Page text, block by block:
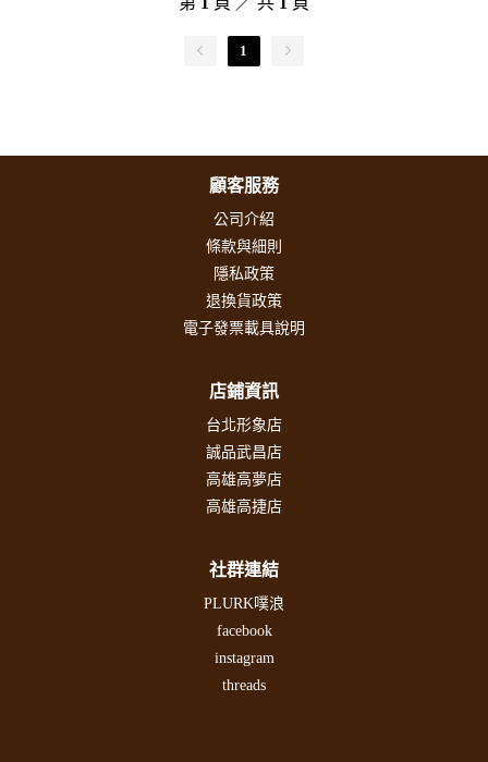
1
顧客服務
公司介紹
條款與細則
隱私政策
退換貨政策
電子發票載具說明
店鋪資訊
台北形象店
誠品武昌店
高雄高夢店
高雄高捷店
社群連結
PLURK噗浪
facebook
instagram
threads